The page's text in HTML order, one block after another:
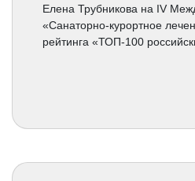
Елена Трубникова на IV
«Санаторно-курортное
рейтинга «ТОП-100